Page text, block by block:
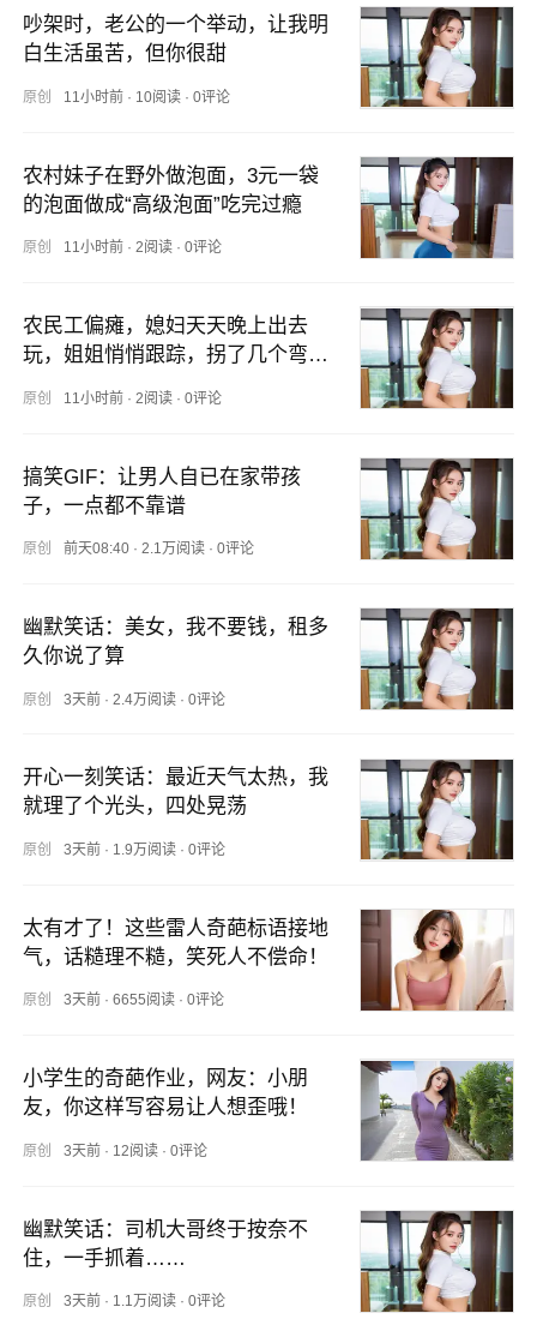
吵架时，老公的一个举动，让我明
白生活虽苦，但你很甜
原创 11小时前· 10阅读· 0评论
农村妹子在野外做泡面，3元一袋
的泡面做成“高级泡面”吃完过瘾
原创 11小时前· 2阅读· 0评论
农民工偏瘫，媳妇天天晚上出去
玩，姐姐悄悄跟踪，拐了几个弯愣
原创 11小时前· 2阅读· 0评论
搞笑GIF：让男人自已在家带孩
子，一点都不靠谱
原创 前天08:40· 2.1万阅读· 0评论
幽默笑话：美女，我不要钱，租多
久你说了算
原创 3天前· 2.4万阅读· 0评论
开心一刻笑话：最近天气太热，我
就理了个光头，四处晃荡
原创 3天前· 1.9万阅读· 0评论
太有才了！这些雷人奇葩标语接地
气，话糙理不糙，笑死人不偿命！
原创 3天前· 6655阅读· 0评论
小学生的奇葩作业，网友：小朋
友，你这样写容易让人想歪哦！
原创 3天前· 12阅读· 0评论
幽默笑话：司机大哥终于按奈不
住，一手抓着……
原创 3天前· 1.1万阅读· 0评论